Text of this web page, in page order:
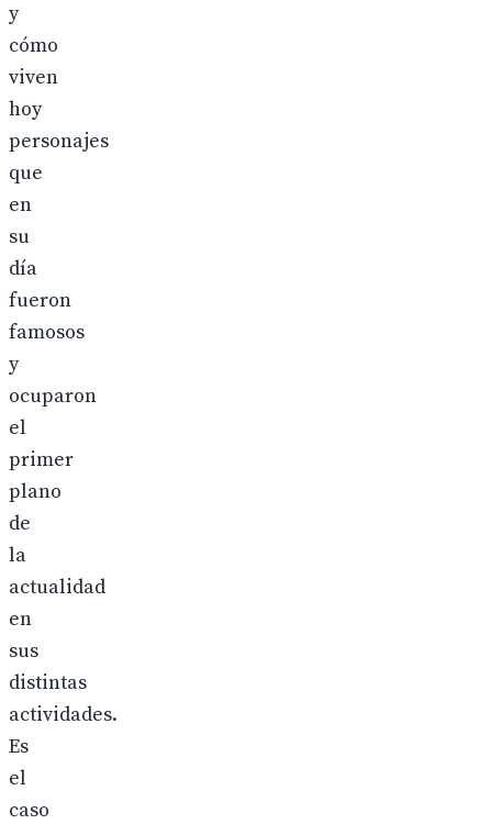
y
cómo
viven
hoy
personajes
que
en
su
día
fueron
famosos
y
ocuparon
el
primer
plano
de
la
actualidad
en
sus
distintas
actividades.
Es
el
caso